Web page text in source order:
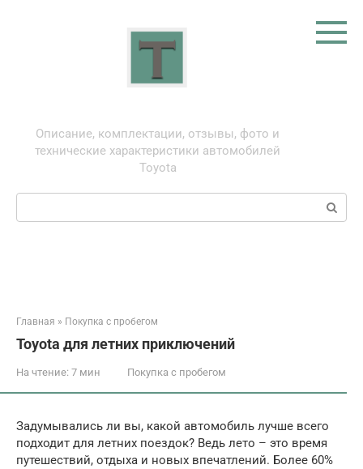
Описание, комплектации, отзывы, фото и
технические характеристики автомобилей
Toyota
Поиск:
Главная » Покупка с пробегом
Toyota для летних приключений
На чтение: 7 мин Покупка с пробегом
Задумывались ли вы, какой автомобиль лучше всего
подходит для летних поездок? Ведь лето – это время
путешествий, отдыха и новых впечатлений. Более 60%